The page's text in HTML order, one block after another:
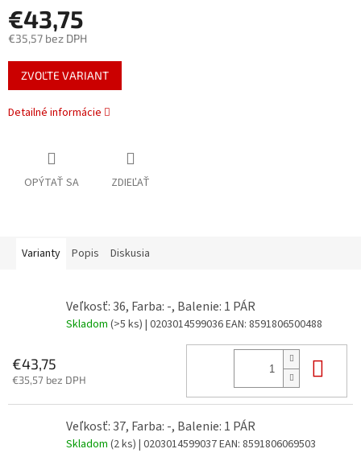
€43,75
€35,57 bez DPH
Jednotková
cena:
ZVOĽTE VARIANT
Detailné informácie
OPÝTAŤ SA ZDIEĽAŤ
Varianty Popis Diskusia
Veľkosť: 36, Farba: -, Balenie: 1 PÁR
Skladom (>5 ks) | 0203014599036EAN: 8591806500488
€43,75
€35,57 bez DPH
Veľkosť: 37, Farba: -, Balenie: 1 PÁR
Skladom (2 ks) | 0203014599037EAN: 8591806069503